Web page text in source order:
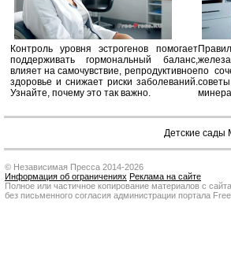
Контроль уровня эстрогенов помогает
поддерживать гормональный баланс,
влияет на самочувствие, репродуктивное
здоровье и снижает риски заболеваний.
Узнайте, почему это так важно.
по
Детские сады
© Независимая Пресса 2014-2026
Информация об ограничениях Реклама на сайте
Полное или частичное копирование материалов с
без письменного согласия администрации портала